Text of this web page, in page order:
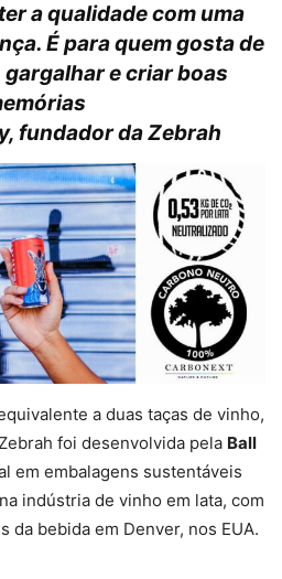
a qualidade com uma
É para quem gosta de
e criar boas
fundador da Zebrah
a duas taças de vinho,
foi desenvolvida pela Ball
em embalagens sustentáveis
indústria de vinho em lata, com
da bebida em Denver, nos EUA.